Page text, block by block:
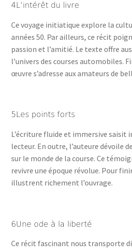
4L’intérêt du livre
Ce voyage initiatique explore la
années 50. Par ailleurs, ce récit
passion et l’amitié. Le texte offre
l’univers des courses automobiles.
œuvre s’adresse aux amateurs de
5Les points forts
L’écriture fluide et immersive saisit
lecteur. En outre, l’auteure dévoile
sur le monde de la course. Ce
revivre une époque révolue. Pour
illustrent richement l’ouvrage.
6Une ode à la liberté
Ce récit fascinant nous transporte